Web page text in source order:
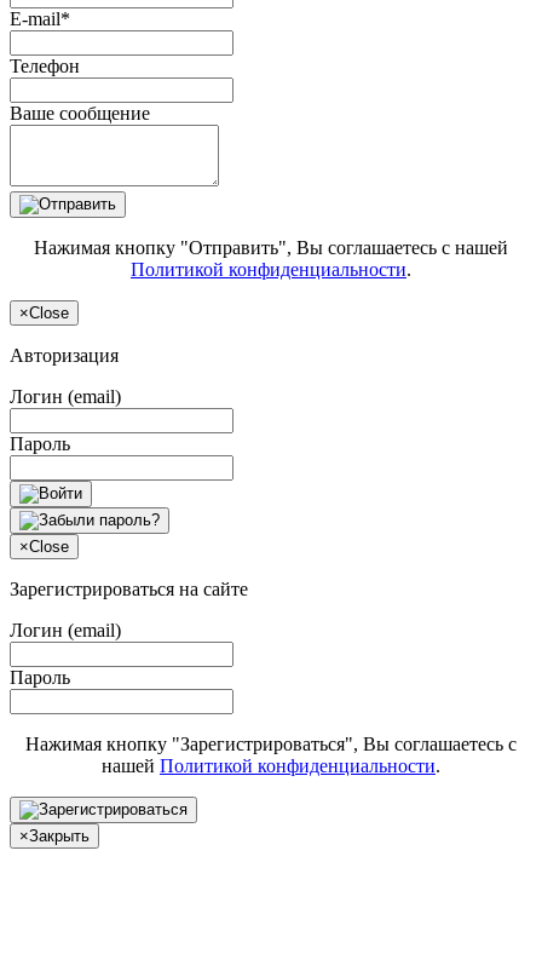
E-mail*
Телефон
Ваше сообщение
Нажимая кнопку "Отправить", Вы соглашаетесь с нашей
Политикой конфиденциальности.
×Close
Авторизация
Логин (email)
Пароль
×Close
Зарегистрироваться на сайте
Логин (email)
Пароль
Нажимая кнопку "Зарегистрироваться", Вы соглашаетесь с
нашей Политикой конфиденциальности.
×Закрыть